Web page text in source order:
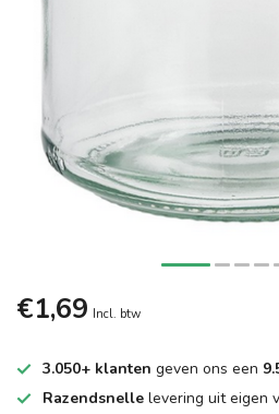
€1,69 Incl. btw
3.050+ klanten geven ons een
Razendsnelle levering uit eigen